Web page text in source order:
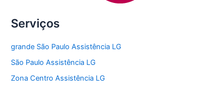
Serviços
grande São Paulo Assistência LG
São Paulo Assistência LG
Zona Centro Assistência LG